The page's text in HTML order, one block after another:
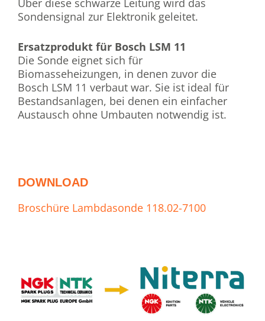
Sondensignal zur Elektronik geleitet.
Ersatzprodukt für Bosch LSM 11
Die Sonde eignet sich für
Biomasseheizungen, in denen zuvor die
Bosch LSM 11 verbaut war. Sie ist ideal für
Bestandsanlagen, bei denen ein einfacher
Austausch ohne Umbauten notwendig ist.
DOWNLOAD
Broschüre Lambdasonde 118.02-7100